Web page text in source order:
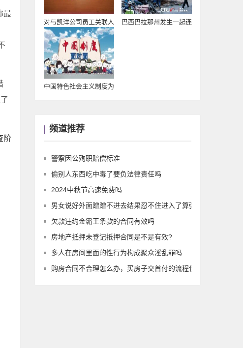
最
阶
对与凯洋公司员工关联人 巴西巴拉那州发生一起连
中国特色社会主义制度为
频道推荐
警察因公殉职赔偿标准
偷别人东西吃中毒了要负法律责任吗
2024中秋节高速免费吗
男女说好外面蹭蹭不进去结果忍不住进入了算强
欠款违约金霸王条款的合同有效吗
房地产抵押未登记抵押合同是不是有效?
多人在房间里面的性行为构成聚众淫乱罪吗
购房合同不合理怎么办，买房子交首付的流程包